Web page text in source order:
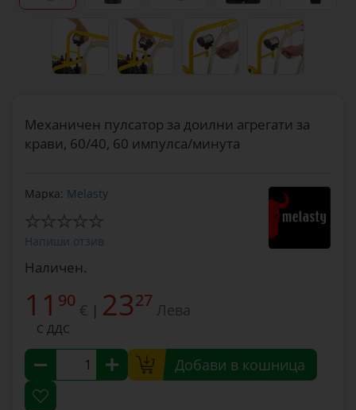
Механичен пулсатор за доилни агрегати за
крави, 60/40, 60 импулса/минута
Марка: Melasty
Напиши отзив
Наличен.
11 90 € | 2327 Лева
С ДДС
Добави в кошница